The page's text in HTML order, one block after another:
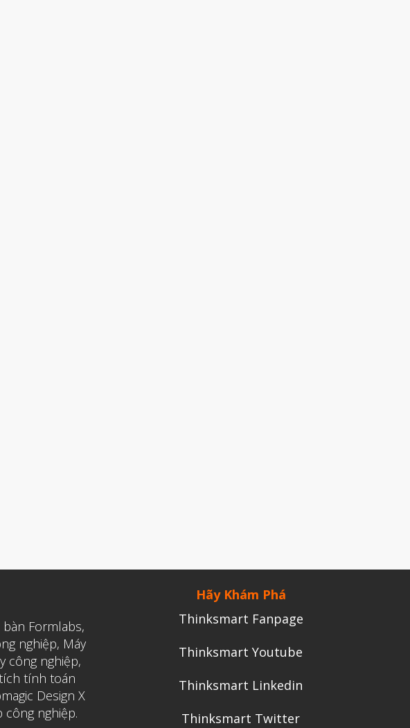
Tháng Tư 2024
Tháng Ba 2024
Tháng Hai 2024
Tháng Mười Một 2023
Tháng Mười 2023
bàn Formlabs,
nghiệp, Máy
công nghiệp,
tính toán
Design X
công nghiệp.
Hãy Khám Phá
Thinksmart Fanpage
Thinksmart Youtube
Thinksmart Linkedin
Thinksmart Twitter